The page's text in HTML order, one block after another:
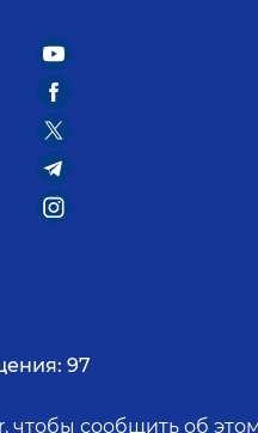
97
чтобы сообщить об